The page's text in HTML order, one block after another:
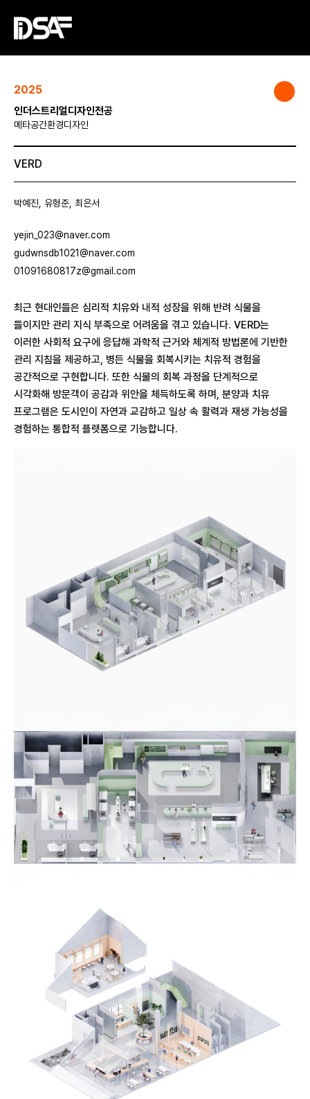
2025
인더스트리얼디자인전공
메타공간환경디자인
VERD
박예진, 유형준, 최은서
yejin_023@naver.com
gudwnsdb1021@naver.com
01091680817z@gmail.com
최근 현대인들은 심리적 치유와 내적 성장을 위해 반려 식물을
들이지만 관리 지식 부족으로 어려움을 겪고 있습니다. VERD는
이러한 사회적 요구에 응답해 과학적 근거와 체계적 방법론에 기반한
관리 지침을 제공하고, 병든 식물을 회복시키는 치유적 경험을
공간적으로 구현합니다. 또한 식물의 회복 과정을 단계적으로
시각화해 방문객이 공감과 위안을 체득하도록 하며, 분양과 치유
프로그램은 도시인이 자연과 교감하고 일상 속 활력과 재생 가능성을
경험하는 통합적 플랫폼으로 기능합니다.